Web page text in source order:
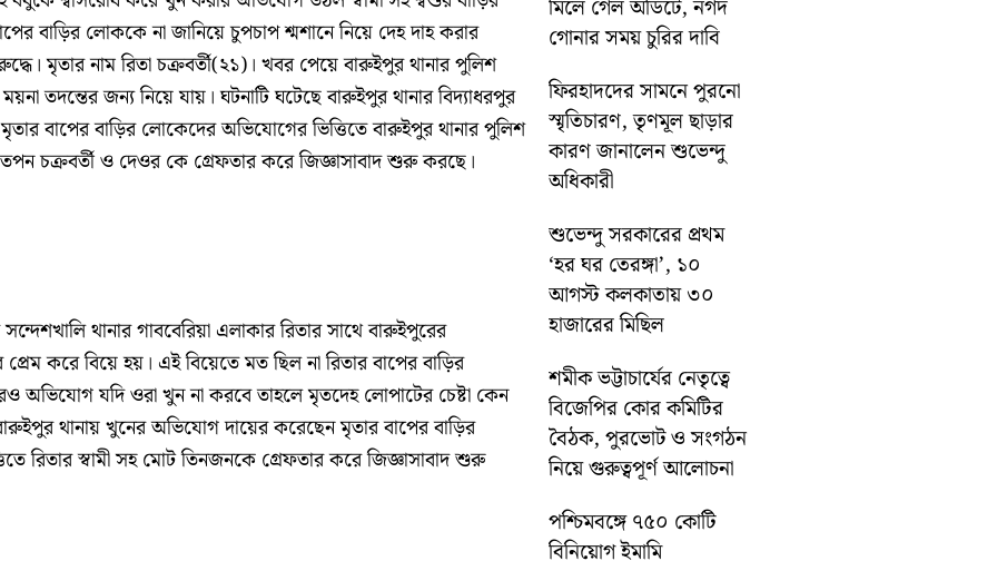
বাড়ির লোককে না জানিয়ে চুপচাপ শ্মশানে নিয়ে দেহ দাহ করার
মৃতার নাম রিতা চক্রবর্তী(২১)। খবর পেয়ে বারুইপুর থানার পুলিশ
তদন্তের জন্য নিয়ে যায়। ঘটনাটি ঘটেছে বারুইপুর থানার বিদ্যাধরপুর
বাপের বাড়ির লোকেদের অভিযোগের ভিত্তিতে বারুইপুর থানার পুলিশ
তপন চক্রবর্তী ও দেওর কে গ্রেফতার করে জিজ্ঞাসাবাদ শুরু করছে।
থানার গাববেরিয়া এলাকার রিতার সাথে বারুইপুরের
করে বিয়ে হয়। এই বিয়েতে মত ছিল না রিতার বাপের বাড়ির
অভিযোগ যদি ওরা খুন না করবে তাহলে মৃতদেহ লোপাটের চেষ্টা কেন
থানায় খুনের অভিযোগ দায়ের করেছেন মৃতার বাপের বাড়ির
রিতার স্বামী সহ মোট তিনজনকে গ্রেফতার করে জিজ্ঞাসাবাদ শুরু
মিলে গেল অডিটে, নগদ
গোনার সময় চুরির দাবি
ফিরহাদদের সামনে পুরনো
স্মৃতিচারণ, তৃণমূল ছাড়ার
কারণ জানালেন শুভেন্দু
অধিকারী
শুভেন্দু সরকারের প্রথম
‘হর ঘর তেরঙ্গা’, ১০
আগস্ট কলকাতায় ৩০
হাজারের মিছিল
শমীক ভট্টাচার্যের নেতৃত্বে
বিজেপির কোর কমিটির
বৈঠক, পুরভোট ও সংগঠন
নিয়ে গুরুত্বপূর্ণ আলোচনা
পশ্চিমবঙ্গে ৭৫০ কোটি
বিনিয়োগ ইমামি